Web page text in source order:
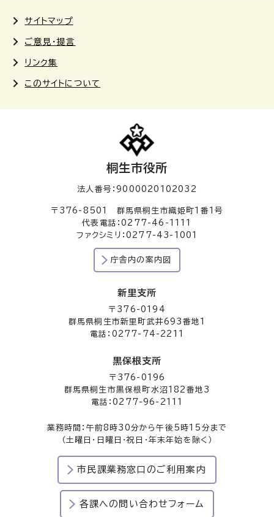
サイトマップ
ご意見・提言
リンク集
このサイトについて
桐生市役所
法人番号：9000020102032
〒376-8501 群馬県桐生市織姫町1番1号
代表電話：0277-46-1111
ファクシミリ：0277-43-1001
庁舎内の案内図
新里支所
〒376-0194
群馬県桐生市新里町武井693番地1
電話：0277-74-2211
黒保根支所
〒376-0196
群馬県桐生市黒保根町水沼182番地3
電話：0277-96-2111
業務時間：午前8時30分から午後5時15分まで
（土曜日・日曜日・祝日・年末年始を除く）
市民課業務窓口のご利用案内
各課への問い合わせフォーム